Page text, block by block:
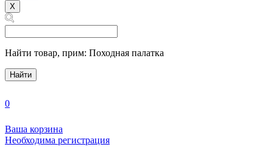
X
Найти товар, прим: Походная палатка
Найти
0
Ваша корзина
Необходима регистрация